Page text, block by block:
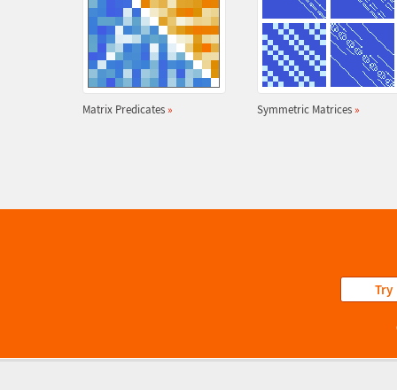
Matrix Predicates » Symmetric Matrices »
Try